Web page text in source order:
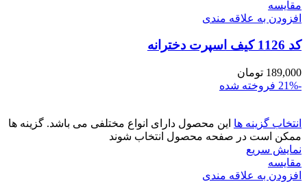
مقايسه
افزودن به علاقه مندی
کد 1126 کیف اسپرت دخترانه
189,000 تومان
-21%
فروخته شده
انتخاب گزینه ها این محصول دارای انواع مختلفی می باشد. گزینه ها
ممکن است در صفحه محصول انتخاب شوند
نمایش سریع
مقايسه
افزودن به علاقه مندی